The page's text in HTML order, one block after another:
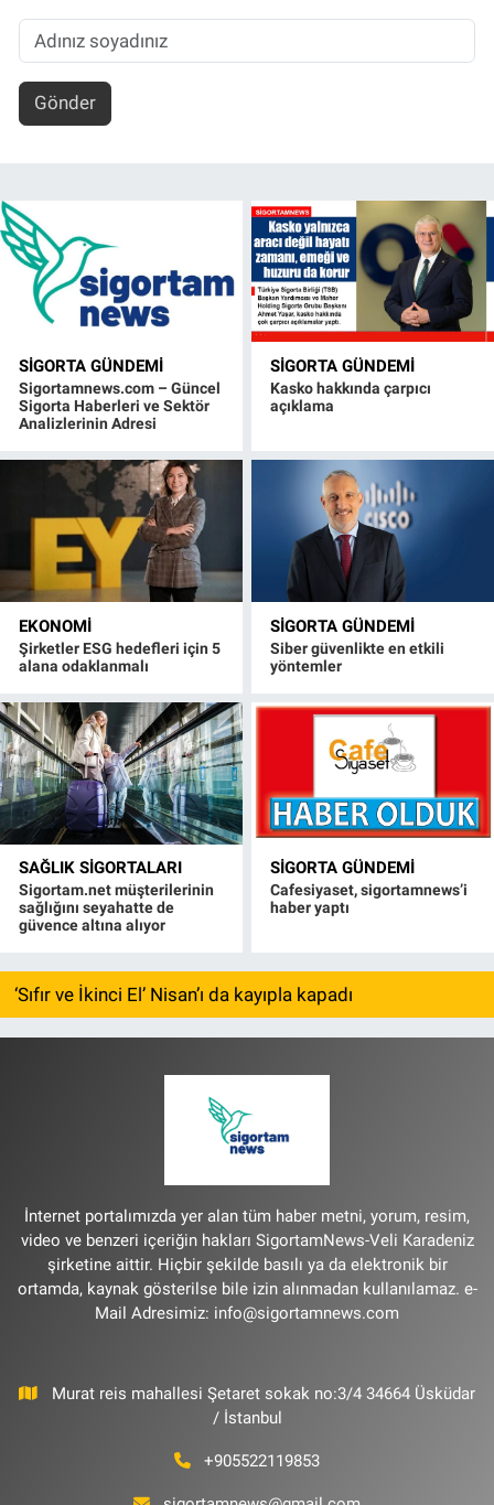
Gönder
SIGORTA GÜNDEMI
Sigortamnews.com – Güncel
Sigorta Haberleri ve Sektör
Analizlerinin Adresi
SIGORTA GÜNDEMI
Kasko hakkında çarpıcı
açıklama
EKONOMI
Şirketler ESG hedefleri için 5
alana odaklanmalı
SIGORTA GÜNDEMI
Siber güvenlikte en etkili
yöntemler
SAĞLIK SIGORTALARI
Sigortam.net müşterilerinin
sağlığını seyahatte de
güvence altına alıyor
SIGORTA GÜNDEMI
Cafesiyaset, sigortamnews’i
haber yaptı
‘Sıfır ve İkinci El’ Nisan’ı da kayıpla kapadı
İnternet portalımızda yer alan tüm haber metni, yorum, resim,
video ve benzeri içeriğin hakları SigortamNews-Veli Karadeniz
şirketine aittir. Hiçbir şekilde basılı ya da elektronik bir
ortamda, kaynak gösterilse bile izin alınmadan kullanılamaz. e-
Mail Adresimiz: info@sigortamnews.com
Murat reis mahallesi Şetaret sokak no:3/4 34664 Üsküdar
/ İstanbul
+905522119853